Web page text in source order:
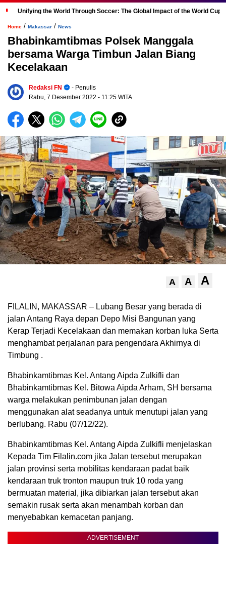
Unifying the World Through Soccer: The Global Impact of the World Cup
Home / Makassar / News
Bhabinkamtibmas Polsek Manggala
bersama Warga Timbun Jalan Biang
Kecelakaan
Redaksi FN
- Penulis
Rabu, 7 Desember 2022 - 11:25 WITA
A A A
FILALIN, MAKASSAR – Lubang Besar yang berada di
jalan Antang Raya depan Depo Misi Bangunan yang
Kerap Terjadi Kecelakaan dan memakan korban luka Serta
menghambat perjalanan para pengendara Akhirnya di
Timbung .
Bhabinkamtibmas Kel. Antang Aipda Zulkifli dan
Bhabinkamtibmas Kel. Bitowa Aipda Arham, SH bersama
warga melakukan penimbunan jalan dengan
menggunakan alat seadanya untuk menutupi jalan yang
berlubang. Rabu (07/12/22).
Bhabinkamtibmas Kel. Antang Aipda Zulkifli menjelaskan
Kepada Tim Filalin.com jika Jalan tersebut merupakan
jalan provinsi serta mobilitas kendaraan padat baik
kendaraan truk tronton maupun truk 10 roda yang
bermuatan material, jika dibiarkan jalan tersebut akan
semakin rusak serta akan menambah korban dan
menyebabkan kemacetan panjang.
ADVERTISEMENT